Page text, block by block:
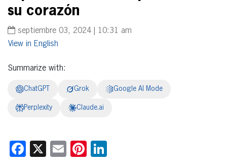
su corazón
septiembre 03, 2024 | 10:31 am
English
Summarize with:
ChatGPT Grok Google AI Mode
Perplexity Claude.ai
Facebook
X EmailPinterest